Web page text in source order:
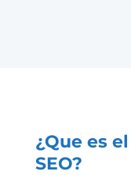
¿Que es
SEO?